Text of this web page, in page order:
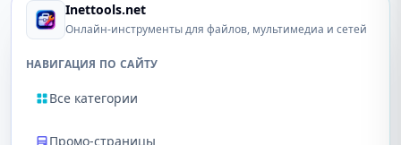
Inettools.net
Онлайн-инструменты для файлов, мультимедиа и сетей
НАВИГАЦИЯ ПО САЙТУ
Все категории
Промо-страницы